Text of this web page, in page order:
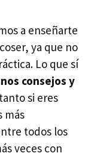
a enseñarte
ya que no
Lo que sí
consejos y
si eres
más
todos los
veces con